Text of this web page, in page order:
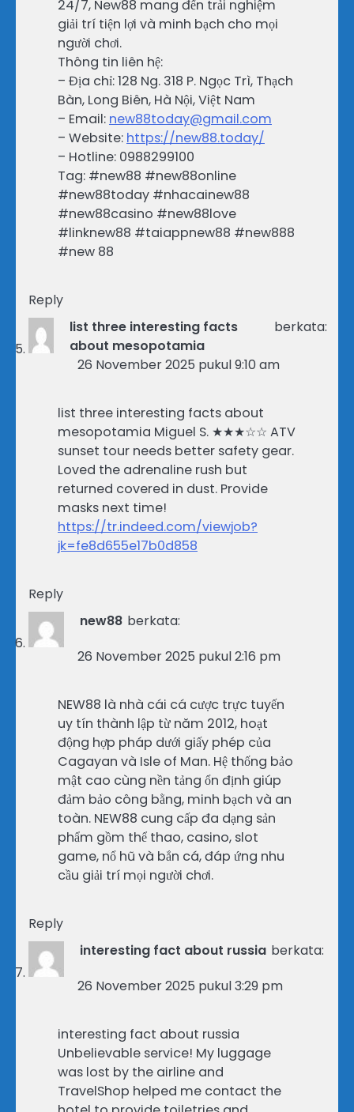
24/7, New88 mang đến trải nghiệm
giải trí tiện lợi và minh bạch cho mọi
người chơi.
Thông tin liên hệ:
– Địa chỉ: 128 Ng. 318 P. Ngọc Trì, Thạch
Bàn, Long Biên, Hà Nội, Việt Nam
– Email: new88today@gmail.com
– Website: https://new88.today/
– Hotline: 0988299100
Tag: #new88 #new88online
#new88today #nhacainew88
#new88casino #new88love
#linknew88 #taiappnew88 #new888
#new 88
Reply
list three interesting facts
about mesopotamia
berkata:
26 November 2025 pukul 9:10 am
list three interesting facts about
mesopotamia Miguel S. ★★★☆☆ ATV
sunset tour needs better safety gear.
Loved the adrenaline rush but
returned covered in dust. Provide
masks next time!
https://tr.indeed.com/viewjob?
jk=fe8d655e17b0d858
Reply
new88 berkata:
26 November 2025 pukul 2:16 pm
NEW88 là nhà cái cá cược trực tuyến
uy tín thành lập từ năm 2012, hoạt
động hợp pháp dưới giấy phép của
Cagayan và Isle of Man. Hệ thống bảo
mật cao cùng nền tảng ổn định giúp
đảm bảo công bằng, minh bạch và an
toàn. NEW88 cung cấp đa dạng sản
phẩm gồm thể thao, casino, slot
game, nổ hũ và bắn cá, đáp ứng nhu
cầu giải trí mọi người chơi.
Reply
interesting fact about russia berkata:
26 November 2025 pukul 3:29 pm
interesting fact about russia
Unbelievable service! My luggage
was lost by the airline and
TravelShop helped me contact the